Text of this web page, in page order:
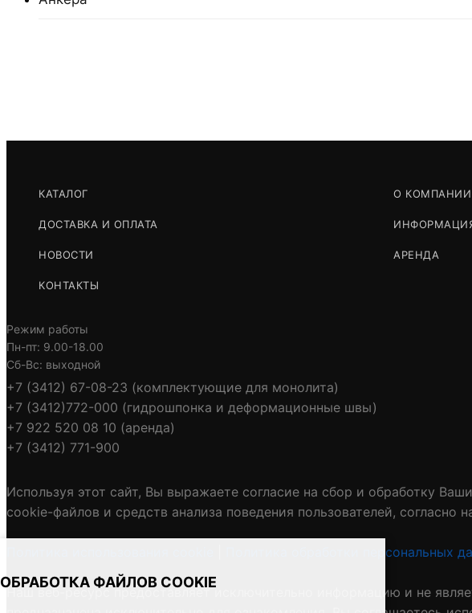
КАТАЛОГ О КОМПАНИИ
ДОСТАВКА И ОПЛАТА
НОВОСТИ АРЕНДА
КОНТАКТЫ
Режим работы
Пн-пт: 9.00-18.00
Сб-Вс: выходной
+7 (3412) 67-08-23 (комплектующие для монолита)
+7 (3412)772-000 (гидрошпонка и деформационные швы)
+7 922 520 08 10 (аренда)
+7 (3412) 771-900
Используя этот сайт, Вы выражаете согласие на сбор и обработку
cookie-файлов и средств анализа поведения пользователей, согласно
Политика обработки персональных
Наш веб-ресурс предоставляет исключительно информацию и не
ОБРАБОТКА ФАЙЛОВ COOKIE